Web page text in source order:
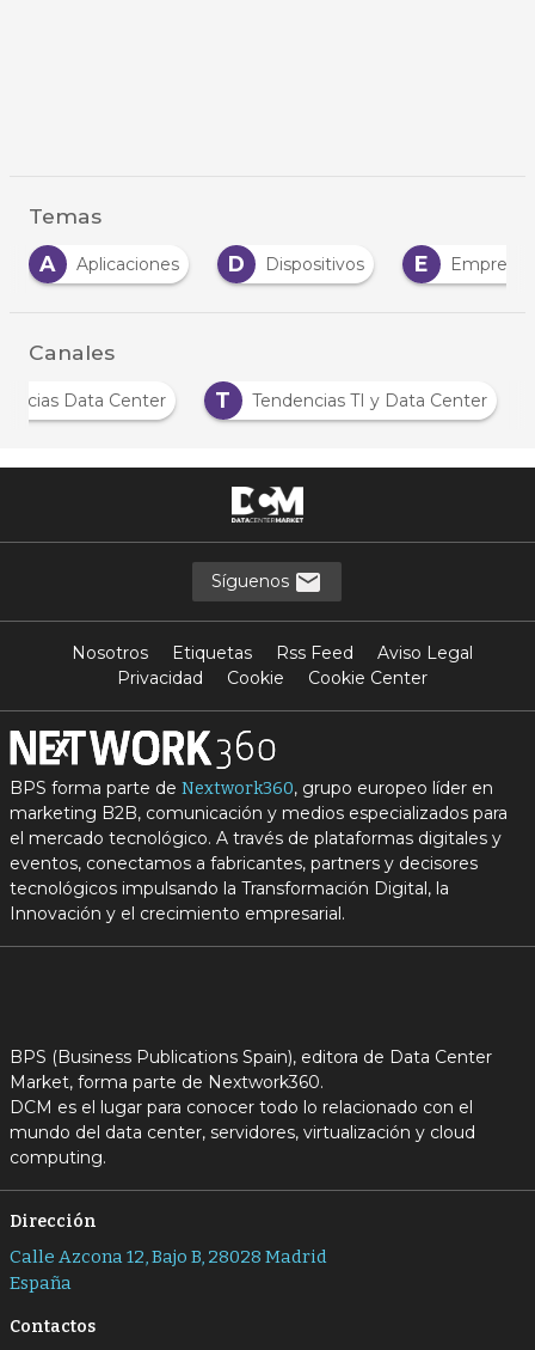
Temas
D
Dispositivos E Empresas H Hardware
Canales
N
Noticias Data Center T Tendencias TI y Data
Síguenos
Nosotros Etiquetas Rss Feed
Aviso Legal
Privacidad
Cookie Cookie Center
BPS forma parte de Nextwork360, grupo europeo líder en
marketing B2B, comunicación y medios especializados para
el mercado tecnológico. A través de plataformas digitales y
eventos, conectamos a fabricantes, partners y decisores
tecnológicos impulsando la Transformación Digital, la
Innovación y el crecimiento empresarial.
BPS (Business Publications Spain), editora de Data Center
Market, forma parte de Nextwork360.
DCM es el lugar para conocer todo lo relacionado con el
mundo del data center, servidores, virtualización y cloud
computing.
Dirección
Calle Azcona 12, Bajo B, 28028 Madrid
España
Contactos